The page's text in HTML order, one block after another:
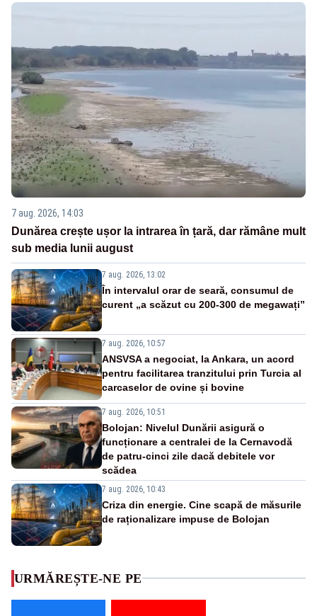
7 aug. 2026, 14:03
Dunărea crește ușor la intrarea în țară, dar rămâne mult
sub media lunii august
7 aug. 2026, 13:02
În intervalul orar de seară, consumul de
curent „a scăzut cu 200-300 de megawați”
7 aug. 2026, 10:57
ANSVSA a negociat, la Ankara, un acord
pentru facilitarea tranzitului prin Turcia al
carcaselor de ovine și bovine
7 aug. 2026, 10:51
Bolojan: Nivelul Dunării asigură o
funcționare a centralei de la Cernavodă
de patru-cinci zile dacă debitele vor
scădea
7 aug. 2026, 10:43
Criza din energie. Cine scapă de măsurile
de raționalizare impuse de Bolojan
URMĂREȘTE-NE PE